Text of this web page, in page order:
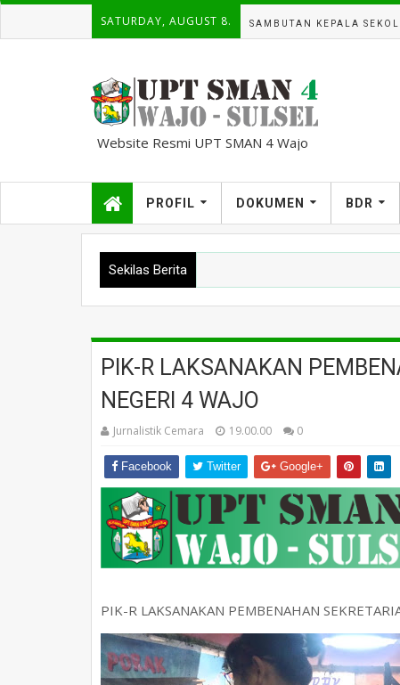
SATURDAY, AUGUST 8. SAMBUTAN KEPALA
Website Resmi UPT SMAN 4 Wajo
PROFIL DOKUMEN BDR
Sekilas Berita
PIK-R LAKSANAKAN
NEGERI 4 WAJO
Jurnalistik Cemara 19.00.00 0
Facebook Twitter Google+
PIK-R LAKSANAKAN PEMBENAHAN